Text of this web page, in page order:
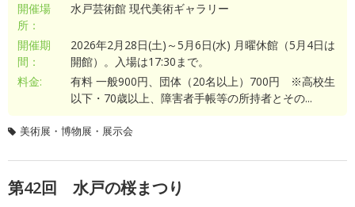
開催場
所：
水戸芸術館 現代美術ギャラリー
開催期
間：
2026年2月28日(土)～5月6日(水) 月曜休館（5月4日は
開館）。入場は17:30まで。
料金:
有料 一般900円、団体（20名以上）700円 ※高校生
以下・70歳以上、障害者手帳等の所持者とその...
美術展・博物展・展示会
第42回 水戸の桜まつり